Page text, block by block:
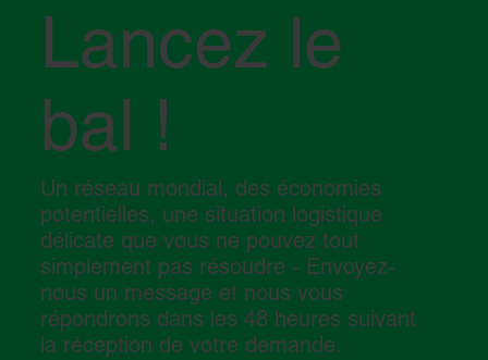
Guide de base sur la documentation pour
l'importation et l'exportation au Mexique.
Lancez le
bal !
Un réseau mondial, des économies
potentielles, une situation logistique
délicate que vous ne pouvez tout
simplement pas résoudre - Envoyez-
nous un message et nous vous
répondrons dans les 48 heures suivant
la réception de votre demande.